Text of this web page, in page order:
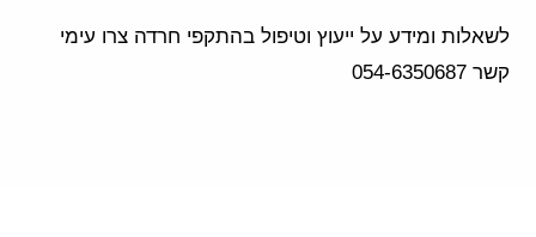
לשאלות ומידע על ייעוץ וטיפול בהתקפי חרדה צרו עימי
קשר 054-6350687